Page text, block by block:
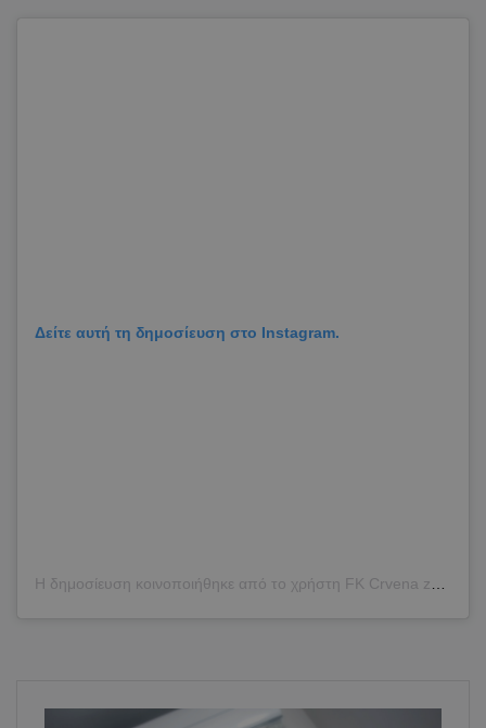
Δείτε αυτή τη δημοσίευση στο Instagram.